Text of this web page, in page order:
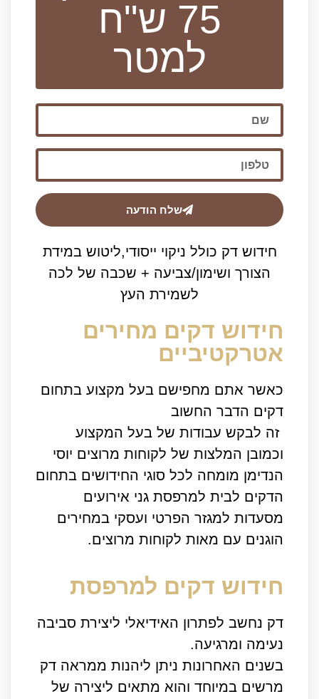
75 ש"ח
למטר
שלח הודעה
חידוש דק כולל ניקוי ייסודי,ליטוש במידת
הצורך ושימון/צביעה + שכבה של לכה
לשמירת העץ
חידוש דקים מחירים
אטרקטיביים
כאשר אתם מחפישם בעל מקצוע בתחום
דקים הדבר החשוב
זה לבקש עבודות של בעל המקצוע
וכמובן המלצות של לקוחות מרוצים יוסי
הנדימן מומחה לכל סוגי החידושים בתחום
הדקים לבית למרפסת גני אירועים
מסעדות למגזר הפרטי ועסקי במחירים
הוגנים עם מאות לקוחות מרוצים.
חידוש דקים למרפסת
דק נחשב לפתרון האידיאלי ליצירת סביבה
נעימה ומרגיעה.
בשנים האחרונות ניתן ליהנות ממראה דק
מרשים במיוחד והוא מתאים ליצירה של